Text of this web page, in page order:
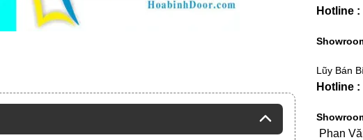
Hotline :
Lũy Bán
Hotline :
Phan